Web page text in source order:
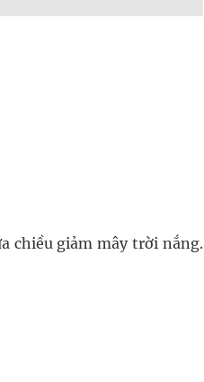
chiều giảm mây trời nắng.